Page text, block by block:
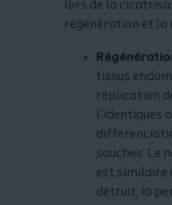
lors de la
régénération et
tissus
réplication
l’identiques
souches. Le
est similaire
détruit, la